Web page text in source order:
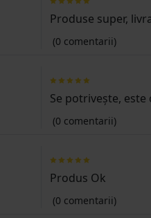
Produse super,
(0 comentarii)
Se potrivește, este
(0 comentarii)
Produs Ok
(0 comentarii)